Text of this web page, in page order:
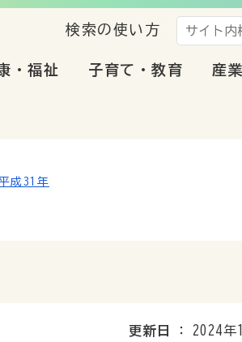
・福祉 子育て・教育 産
検索の使い方
成31年
更新日 2024年